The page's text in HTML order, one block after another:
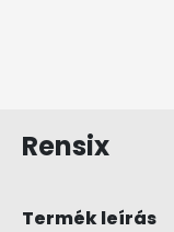
Rensix
Termék leírás